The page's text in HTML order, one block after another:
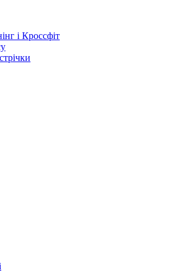
і Кроссфіт